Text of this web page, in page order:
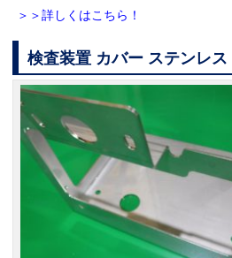
＞＞詳しくはこちら！
検査装置 カバー ステンレ